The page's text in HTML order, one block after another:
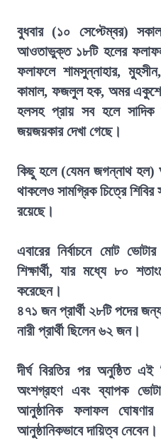
বুধবার (১০ সেপ্টেম্বর)
আওতাভুক্ত ১৮টি হলের
ফলাফলে শামসুন্নাহার,
কামাল, ফজলুল হক, অমর
হলসহ প্রায় সব হলে সাদিক
জয়জয়কার দেখা গেছে।
কিছু হলে (যেমন জগন্নাথ হল)
থাকলেও সামগ্রিক চিত্রে শিবির
রয়েছে।
এবারের নির্বাচনে মোট
শিক্ষার্থী, যার মধ্যে ৮০
করেছেন।
৪৭১ জন প্রার্থী ২৮টি পদের
নারী প্রার্থী ছিলেন ৬২ জন।
দীর্ঘ বিরতির পর অনুষ্ঠিত এই
অংশগ্রহণ এবং ব্যাপক
আনুষ্ঠানিক ফলাফল
আনুষ্ঠানিকভাবে দায়িত্ব নেবেন।